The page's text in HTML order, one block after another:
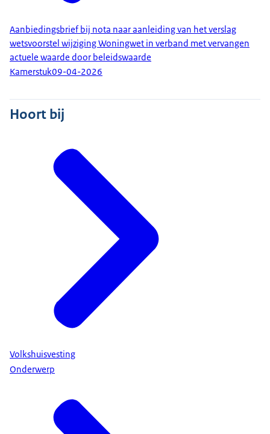
Aanbiedingsbrief bij nota naar aanleiding van het verslag
wetsvoorstel wijziging Woningwet in verband met vervangen
actuele waarde door beleidswaarde
Kamerstuk09-04-2026
Hoort bij
Volkshuisvesting
Onderwerp